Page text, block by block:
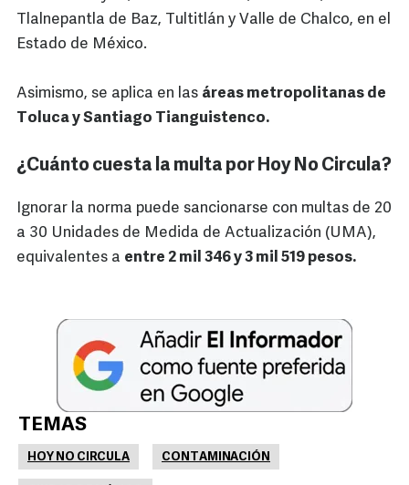
Tlalnepantla de Baz, Tultitlán y Valle de Chalco, en el
Estado de México.
Asimismo, se aplica en las áreas metropolitanas de
Toluca y Santiago Tianguistenco.
¿Cuánto cuesta la multa por Hoy No Circula?
Ignorar la norma puede sancionarse con multas de 20
a 30 Unidades de Medida de Actualización (UMA),
equivalentes a entre 2 mil 346 y 3 mil 519 pesos.
TEMAS
HOY NO CIRCULA CONTAMINACIÓN